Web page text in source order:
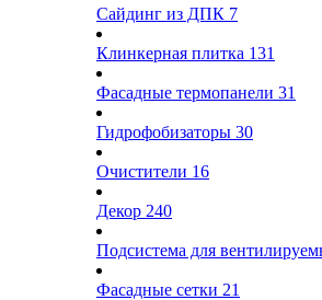
Сайдинг из ДПК 7
Клинкерная плитка 131
Фасадные термопанели 31
Гидрофобизаторы 30
Очистители 16
Декор 240
Подсистема для
Фасадные сетки 21